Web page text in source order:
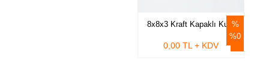
%0
8x8x3 Kraft Kapaklı Kutu
0,00 TL + KDV